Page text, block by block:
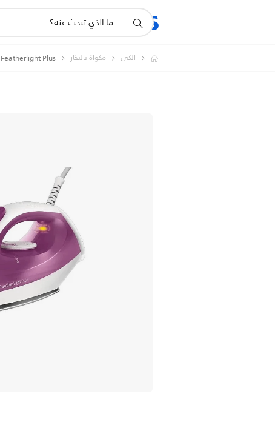
المنتجات
أيقونة
دعم
الكي مكواة بالبخار Featherlight Plus مكواة بخارية مع قاعدة غير لاصقة